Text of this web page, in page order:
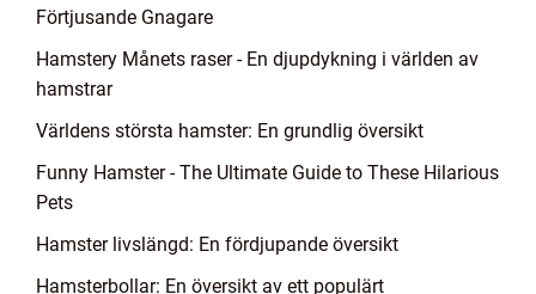
Förtjusande Gnagare
Hamstery Månets raser - En djupdykning i världen av
hamstrar
Världens största hamster: En grundlig översikt
Funny Hamster - The Ultimate Guide to These Hilarious
Pets
Hamster livslängd: En fördjupande översikt
Hamsterbollar: En översikt av ett populärt